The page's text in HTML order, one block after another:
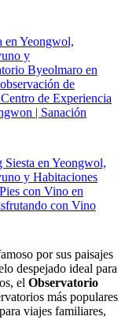
en Yeongwol,
y
Byeolmaro en
de
Centro de Experiencia
| Sanación
Siesta en Yeongwol,
y Habitaciones
con Vino en
con Vino
por sus paisajes
despejado ideal para
el Observatorio
más populares
viajes familiares,